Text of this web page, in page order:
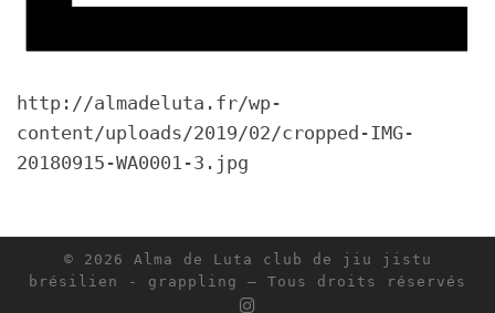
http://almadeluta.fr/wp-
content/uploads/2019/02/cropped-IMG-
20180915-WA0001-3.jpg
© 2026 Alma de Luta club de jiu jistu
brésilien - grappling
– Tous droits réservés